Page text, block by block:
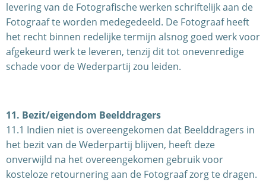
levering van de Fotografische werken schriftelijk aan de
Fotograaf te worden medegedeeld. De Fotograaf heeft
het recht binnen redelijke termijn alsnog goed werk voor
afgekeurd werk te leveren, tenzij dit tot onevenredige
schade voor de Wederpartij zou leiden.
11. Bezit/eigendom Beelddragers
11.1 Indien niet is overeengekomen dat Beelddragers in
het bezit van de Wederpartij blijven, heeft deze
onverwijld na het overeengekomen gebruik voor
kosteloze retournering aan de Fotograaf zorg te dragen.